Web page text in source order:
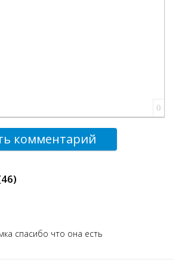
0
комментарий
спасибо что она есть